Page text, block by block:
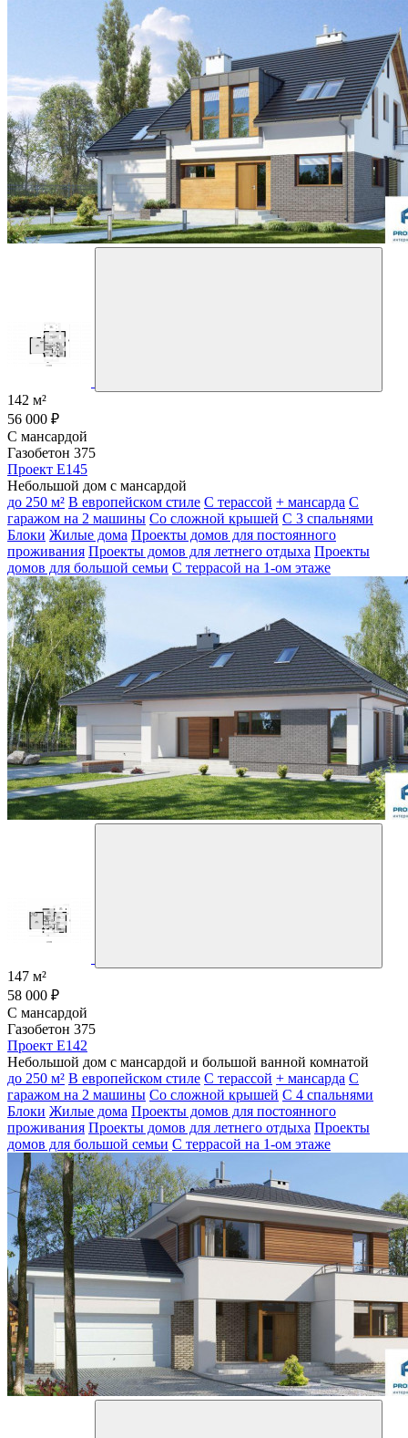
142 м²
56 000 ₽
С мансардой
Газобетон 375
Проект E145
Небольшой дом с мансардой
до 250 м² В европейском стиле С терассой + мансарда С
гаражом на 2 машины Со сложной крышей С 3 спальнями
Блоки Жилые дома Проекты домов для постоянного
проживания Проекты домов для летнего отдыха Проекты
домов для большой семьи С террасой на 1-ом этаже
147 м²
58 000 ₽
С мансардой
Газобетон 375
Проект E142
Небольшой дом с мансардой и большой ванной комнатой
до 250 м² В европейском стиле С терассой + мансарда С
гаражом на 2 машины Со сложной крышей С 4 спальнями
Блоки Жилые дома Проекты домов для постоянного
проживания Проекты домов для летнего отдыха Проекты
домов для большой семьи С террасой на 1-ом этаже